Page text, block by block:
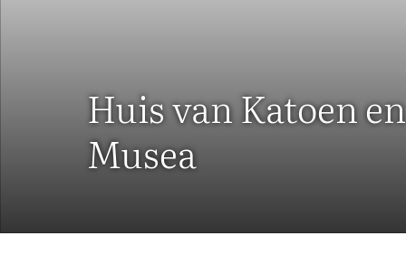
Huis van Katoen
Musea